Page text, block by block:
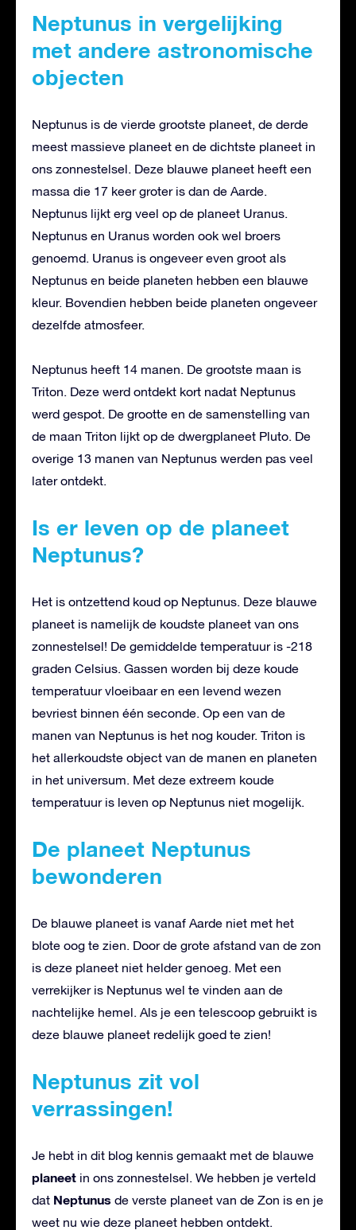
Neptunus in vergelijking
met andere astronomische
objecten
Neptunus is de vierde grootste planeet, de derde
meest massieve planeet en de dichtste planeet in
ons zonnestelsel. Deze blauwe planeet heeft een
massa die 17 keer groter is dan de Aarde.
Neptunus lijkt erg veel op de planeet Uranus.
Neptunus en Uranus worden ook wel broers
genoemd. Uranus is ongeveer even groot als
Neptunus en beide planeten hebben een blauwe
kleur. Bovendien hebben beide planeten ongeveer
dezelfde atmosfeer.
Neptunus heeft 14 manen. De grootste maan is
Triton. Deze werd ontdekt kort nadat Neptunus
werd gespot. De grootte en de samenstelling van
de maan Triton lijkt op de dwergplaneet Pluto. De
overige 13 manen van Neptunus werden pas veel
later ontdekt.
Is er leven op de planeet
Neptunus?
Het is ontzettend koud op Neptunus. Deze blauwe
planeet is namelijk de koudste planeet van ons
zonnestelsel! De gemiddelde temperatuur is -218
graden Celsius. Gassen worden bij deze koude
temperatuur vloeibaar en een levend wezen
bevriest binnen één seconde. Op een van de
manen van Neptunus is het nog kouder. Triton is
het allerkoudste object van de manen en planeten
in het universum. Met deze extreem koude
temperatuur is leven op Neptunus niet mogelijk.
De planeet Neptunus
bewonderen
De blauwe planeet is vanaf Aarde niet met het
blote oog te zien. Door de grote afstand van de zon
is deze planeet niet helder genoeg. Met een
verrekijker is Neptunus wel te vinden aan de
nachtelijke hemel. Als je een telescoop gebruikt is
deze blauwe planeet redelijk goed te zien!
Neptunus zit vol
verrassingen!
Je hebt in dit blog kennis gemaakt met de blauwe
planeet in ons zonnestelsel. We hebben je verteld
dat Neptunus de verste planeet van de Zon is en je
weet nu wie deze planeet hebben ontdekt.